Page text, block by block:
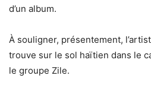
d’un album.
À souligner, présentement,
trouve sur le sol haïtien dans le
le groupe Zile.